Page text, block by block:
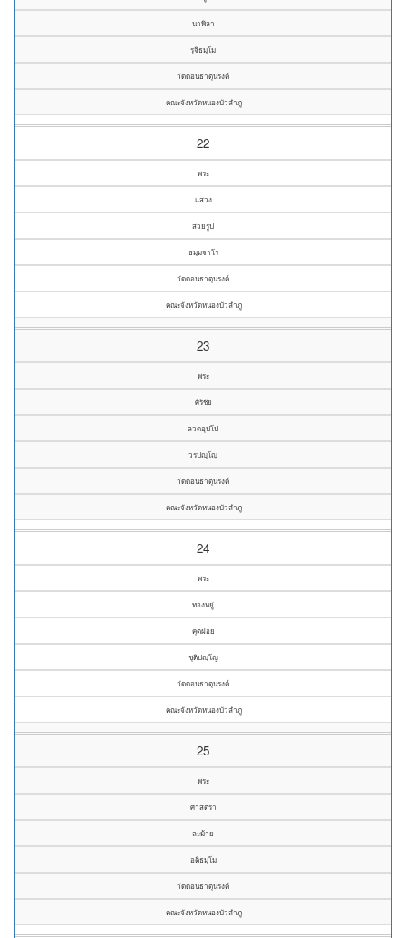
นาพิลา
รุจิธมฺโม
วัดดอนธาตุนรงค์
คณะจังหวัดหนองบัวลำภู
22
พระ
แสวง
สวยรูป
ธมฺมจาโร
วัดดอนธาตุนรงค์
คณะจังหวัดหนองบัวลำภู
23
พระ
ศิริชัย
ลวดอุปโป
วรปญฺโญ
วัดดอนธาตุนรงค์
คณะจังหวัดหนองบัวลำภู
24
พระ
ทองหยู่
คุตฝอย
ชุติปญฺโญ
วัดดอนธาตุนรงค์
คณะจังหวัดหนองบัวลำภู
25
พระ
ศาสตรา
ละม้าย
อติธมฺโม
วัดดอนธาตุนรงค์
คณะจังหวัดหนองบัวลำภู